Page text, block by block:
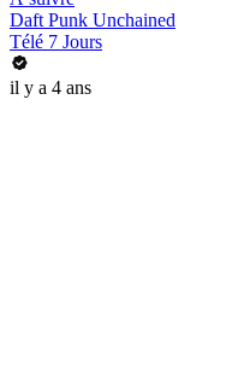
Daft Punk Unchained
Télé 7 Jours
il y a 4 ans